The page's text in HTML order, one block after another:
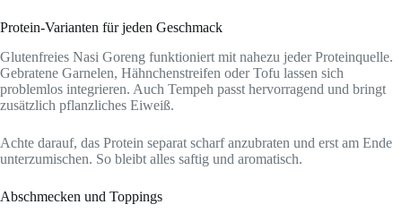
Protein-Varianten für jeden Geschmack
Glutenfreies Nasi Goreng funktioniert mit nahezu jeder Proteinquelle.
Gebratene Garnelen, Hähnchenstreifen oder Tofu lassen sich
problemlos integrieren. Auch Tempeh passt hervorragend und bringt
zusätzlich pflanzliches Eiweiß.
Achte darauf, das Protein separat scharf anzubraten und erst am Ende
unterzumischen. So bleibt alles saftig und aromatisch.
Abschmecken und Toppings